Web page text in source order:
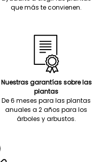
que más te convienen.
Nuestras garantías sobre las
plantas
De 6 meses para las plantas
anuales a 2 años para los
árboles y arbustos.